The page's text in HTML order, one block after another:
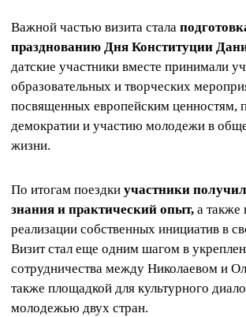
Важной частью визита стала
празднованию Дня Конституции
датские участники вместе принимали
образовательных и творческих
посвященных европейским ценностям,
демократии и участию молодежи в
жизни.
По итогам поездки участники
знания и практический опыт, а также
реализации собственных инициатив в
Визит стал еще одним шагом в
сотрудничества между Николаевом и
также площадкой для культурного
молодежью двух стран.